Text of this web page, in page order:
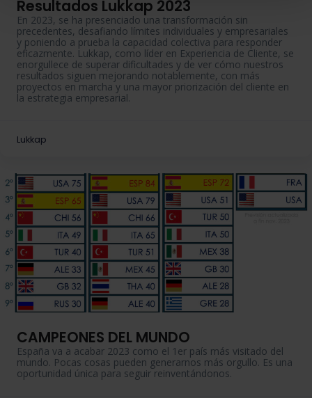
Resultados Lukkap 2023
En 2023, se ha presenciado una transformación sin
precedentes, desafiando límites individuales y empresariales
y poniendo a prueba la capacidad colectiva para responder
eficazmente. Lukkap, como líder en Experiencia de Cliente, se
enorgullece de superar dificultades y de ver cómo nuestros
resultados siguen mejorando notablemente, con más
proyectos en marcha y una mayor priorización del cliente en
la estrategia empresarial.
Lukkap
CAMPEONES DEL MUNDO
España va a acabar 2023 como el 1er país más visitado del
mundo. Pocas cosas pueden generarnos más orgullo. Es una
oportunidad única para seguir reinventándonos.